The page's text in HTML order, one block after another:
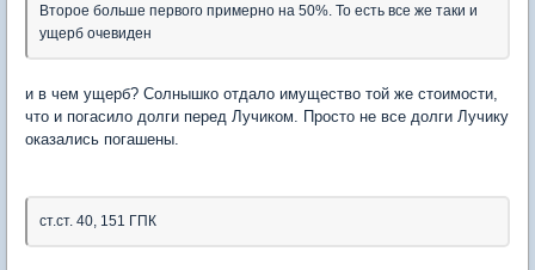
Второе больше первого примерно на 50%. То есть все же таки и
ущерб очевиден
и в чем ущерб? Солнышко отдало имущество той же стоимости,
что и погасило долги перед Лучиком. Просто не все долги Лучику
оказались погашены.
ст.ст. 40, 151 ГПК